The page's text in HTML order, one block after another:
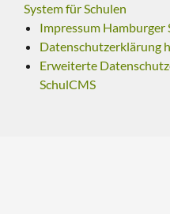
System für Schulen
Impressum Hamburger
Datenschutzerklärung
Erweiterte
SchulCMS